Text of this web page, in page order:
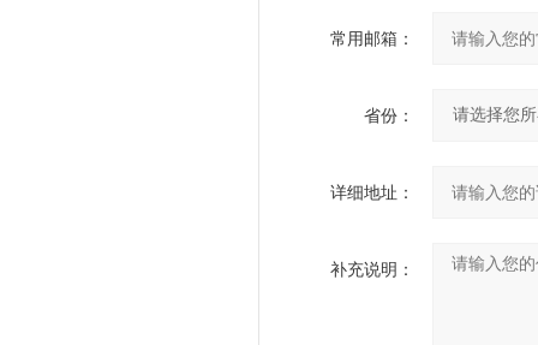
常用邮箱：
省份：
详细地址：
补充说明：